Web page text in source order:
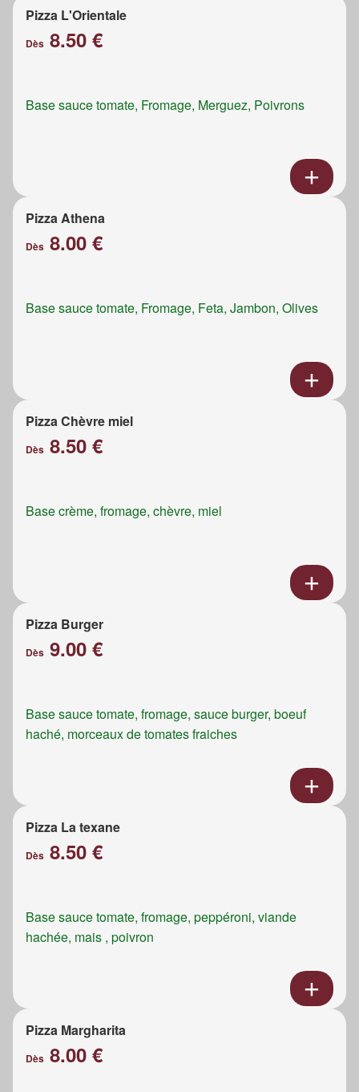
Pizza L'Orientale
Dès 8.50 €
Base sauce tomate, Fromage, Merguez, Poivrons
Pizza Athena
Dès 8.00 €
Base sauce tomate, Fromage, Feta, Jambon, Olives
Pizza Chèvre miel
Dès 8.50 €
Base crème, fromage, chèvre, miel
Pizza Burger
Dès 9.00 €
Base sauce tomate, fromage, sauce burger, boeuf
haché, morceaux de tomates fraiches
Pizza La texane
Dès 8.50 €
Base sauce tomate, fromage, peppéroni, viande
hachée, mais , poivron
Pizza Margharita
Dès 8.00 €